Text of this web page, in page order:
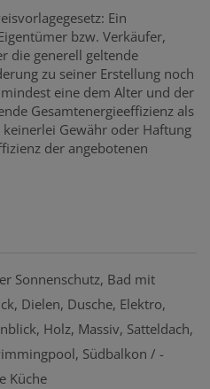
Ein
bzw. Verkäufer,
die generell geltende
zu seiner Erstellung noch
eine dem Alter und der
Gesamtenergieeffizienz als
Gewähr oder Haftung
der angebotenen
Sonnenschutz Bad mit
Dielen Dusche Elektro
Holz Massiv Satteldach
Südbalkon / -
Küche